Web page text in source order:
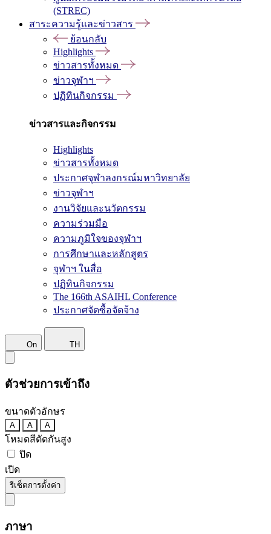
(STREC)
สาระความรู้และข่าวสาร
ย้อนกลับ
Highlights
ข่าวสารทั้งหมด
ข่าวจุฬาฯ
ปฏิทินกิจกรรม
ข่าวสารและกิจกรรม
Highlights
ข่าวสารทั้งหมด
ประกาศจุฬาลงกรณ์มหาวิทยาลัย
ข่าวจุฬาฯ
งานวิจัยและนวัตกรรม
ความร่วมมือ
ความภูมิใจของจุฬาฯ
การศึกษาและหลักสูตร
จุฬาฯ ในสื่อ
ปฏิทินกิจกรรม
The 166th ASAIHL Conference
ประกาศจัดซื้อจัดจ้าง
On TH
ตัวช่วยการเข้าถึง
ขนาดตัวอักษร
A A A
โหมดสีตัดกันสูง
ปิด
เปิด
รีเซ็ตการตั้งค่า
ภาษา